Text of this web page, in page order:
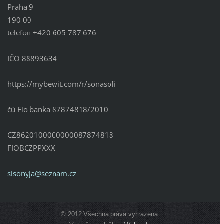
Praha 9
190 00
telefon +420 605 787 676
IČO 88893634
https://mybewit.com/r/sonasofi
čú Fio banka 87874818/2010
CZ8620100000000087874818
FIOBCZPPXXX
sisonyja@seznam.cz
© 2012 Všechna práva vyhrazena.